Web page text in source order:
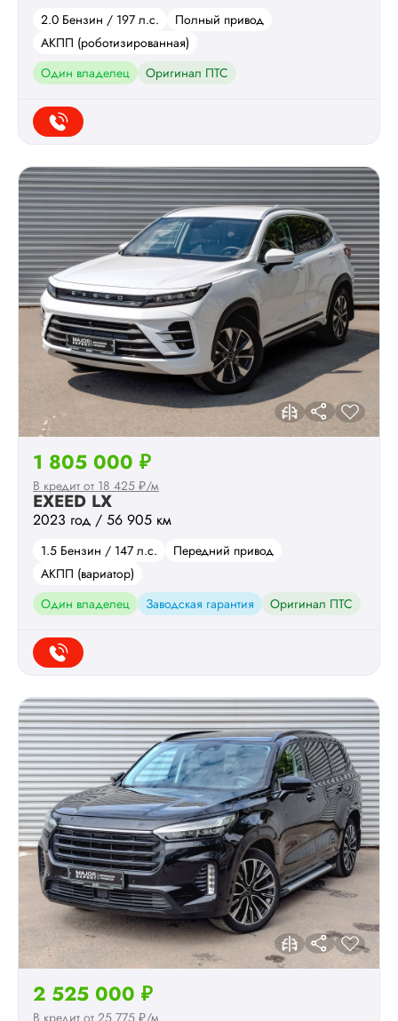
2.0 Бензин / 197 л.с.
Полный привод
АКПП (роботизированная)
Один владелец
Оригинал ПТС
EXEED LX
2023 год / 56 905 км
1.5 Бензин / 147 л.с.
Передний привод
АКПП (вариатор)
Один владелец
Заводская гарантия Оригинал ПТС
1 805 000 ₽
В кредит от 18 425 ₽/м
2 525 000 ₽
В кредит от 25 775 ₽/м